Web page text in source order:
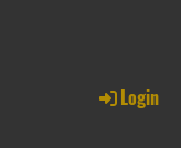
Login